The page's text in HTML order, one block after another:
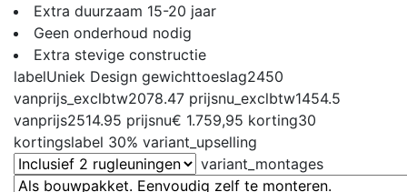
Extra duurzaam 15-20 jaar
Geen onderhoud nodig
Extra stevige constructie
labelUniek Design gewichttoeslag2450
vanprijs_exclbtw2078.47 prijsnu_exclbtw1454.5
vanprijs2514.95 prijsnu€ 1.759,95 korting30
kortingslabel 30% variant_upselling
variant_montages